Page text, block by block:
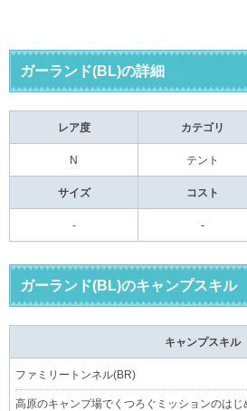
ガーランド(BL)の詳細
レア度 カテゴリ
N テント
サイズ コスト
- -
ガーランド(BL)のキャンプスキル
キャンプスキル
ファミリートンネル(BR)
高原のキャンプ場でくつろぐミッションのは